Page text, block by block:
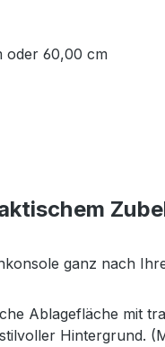
oder 60,00 cm
ganz nach
Ablagefläche mit
Hintergrund.